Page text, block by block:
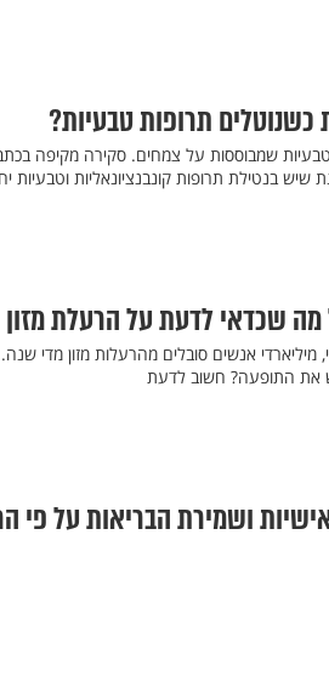
תרופות טבעיות?
בנטילת תרופות קונבנציונאליות וטבעיות
מה שכדאי לדעת על הרעלת מזון
מיליארדי אנשים סובלים מהרעלות מזון מדי
את התופעה? חשוב לדעת
ושמירת הבריאות על פי